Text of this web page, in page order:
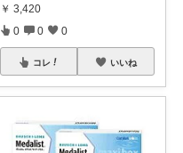
￥ 3,420
0 0 0
コレ いいね